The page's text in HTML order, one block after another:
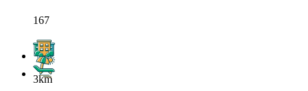
167
3km